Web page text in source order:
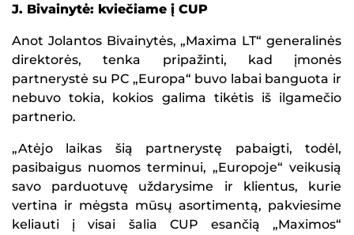
J. Bivainytė: kviečiame į CUP
Anot Jolantos Bivainytės, „Maxima LT“ generalinės
direktorės, tenka pripažinti, kad įmonės
partnerystė su PC „Europa“ buvo labai banguota ir
nebuvo tokia, kokios galima tikėtis iš ilgamečio
partnerio.
„Atėjo laikas šią partnerystę pabaigti, todėl,
pasibaigus nuomos terminui, „Europoje“ veikusią
savo parduotuvę uždarysime ir klientus, kurie
vertina ir mėgsta mūsų asortimentą, pakviesime
keliauti į visai šalia CUP esančią „Maximos“